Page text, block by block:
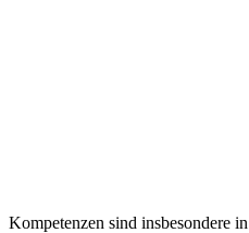
Kompetenzen sind insbesondere